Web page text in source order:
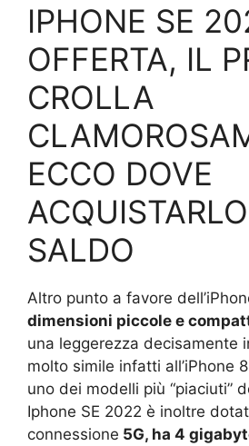
IPHONE SE
OFFERTA, IL
CROLLA
ECCO DOVE
SALDO
Altro punto a favore
dimensioni piccole e
una leggerezza decisamente
molto simile infatti all’iPhone
uno dei modelli più “piaciuti”
Iphone SE 2022 è inoltre
connessione 5G, ha 4